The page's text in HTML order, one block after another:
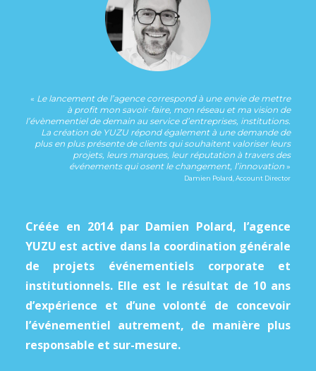
« Le lancement de l’agence correspond à une envie de mettre
à profit mon savoir-faire, mon réseau et ma vision de
l’évènementiel de demain au service d’entreprises, institutions.
La création de YUZU répond également à une demande de
plus en plus présente de clients qui souhaitent valoriser leurs
projets, leurs marques, leur réputation à travers des
événements qui osent le changement, l’innovation»
Damien Polard, Account Director
Créée en 2014 par Damien Polard, l’agence
YUZU est active dans la coordination générale
de projets événementiels corporate et
institutionnels. Elle est le résultat de 10 ans
d’expérience et d’une volonté de concevoir
l’événementiel autrement, de manière plus
responsable et sur-mesure.